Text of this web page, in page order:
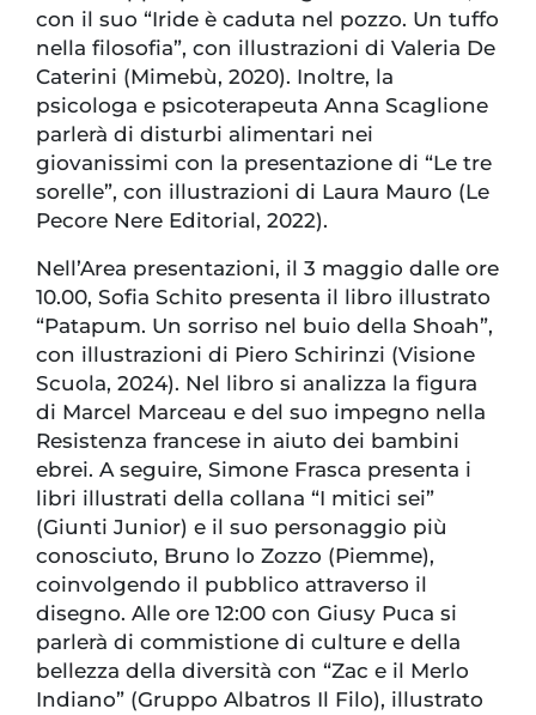
con il suo “Iride è caduta nel pozzo. Un tuffo
nella filosofia”, con illustrazioni di Valeria De
Caterini (Mimebù, 2020). Inoltre, la
psicologa e psicoterapeuta Anna Scaglione
parlerà di disturbi alimentari nei
giovanissimi con la presentazione di “Le tre
sorelle”, con illustrazioni di Laura Mauro (Le
Pecore Nere Editorial, 2022).
Nell’Area presentazioni, il 3 maggio dalle ore
10.00, Sofia Schito presenta il libro illustrato
“Patapum. Un sorriso nel buio della Shoah”,
con illustrazioni di Piero Schirinzi (Visione
Scuola, 2024). Nel libro si analizza la figura
di Marcel Marceau e del suo impegno nella
Resistenza francese in aiuto dei bambini
ebrei. A seguire, Simone Frasca presenta i
libri illustrati della collana “I mitici sei”
(Giunti Junior) e il suo personaggio più
conosciuto, Bruno lo Zozzo (Piemme),
coinvolgendo il pubblico attraverso il
disegno. Alle ore 12:00 con Giusy Puca si
parlerà di commistione di culture e della
bellezza della diversità con “Zac e il Merlo
Indiano” (Gruppo Albatros Il Filo), illustrato